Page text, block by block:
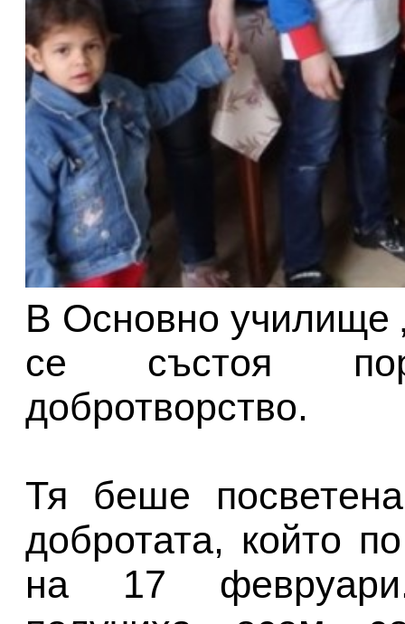
В Основно училище
се състоя
добротворство.
Тя беше
добротата, който
на 17